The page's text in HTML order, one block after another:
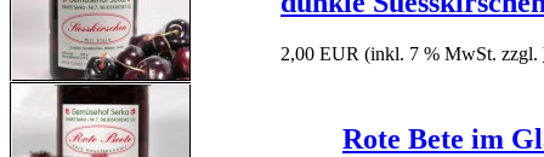
2,00 EUR (inkl. 7 % MwSt. zzgl.
Rote Bete im